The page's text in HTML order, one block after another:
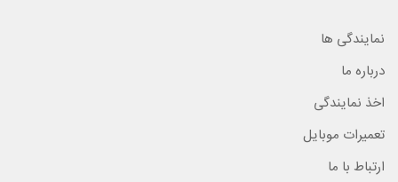
نمایندگی ها
درباره ما
اخذ نمایندگی
تعمیرات موبایل
ارتباط با ما